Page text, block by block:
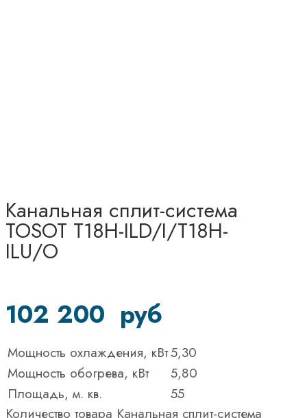
Канальная сплит-система
TOSOT T18H-ILD/I/T18H-
ILU/O
102 200 руб
Мощность охлаждения, кВт5,30
Мощность обогрева, кВт
5,80
Площадь, м. кв.
55
Количество товара Канальная сплит-система